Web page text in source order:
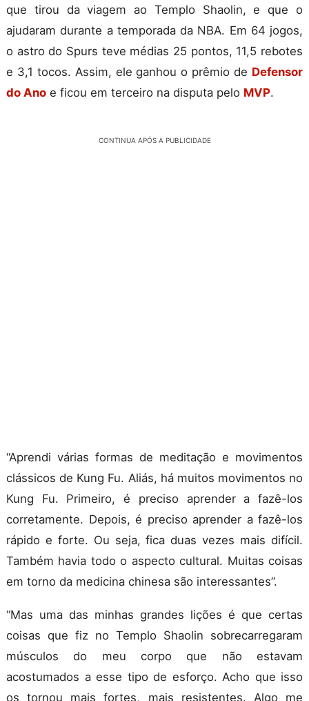
que tirou da viagem ao Templo Shaolin, e que o
ajudaram durante a temporada da NBA. Em 64 jogos,
o astro do Spurs teve médias 25 pontos, 11,5 rebotes
e 3,1 tocos. Assim, ele ganhou o prêmio de Defensor
do Ano e ficou em terceiro na disputa pelo MVP.
CONTINUA APÓS A PUBLICIDADE
“Aprendi várias formas de meditação e movimentos
clássicos de Kung Fu. Aliás, há muitos movimentos no
Kung Fu. Primeiro, é preciso aprender a fazê-los
corretamente. Depois, é preciso aprender a fazê-los
rápido e forte. Ou seja, fica duas vezes mais difícil.
Também havia todo o aspecto cultural. Muitas coisas
em torno da medicina chinesa são interessantes”.
“Mas uma das minhas grandes lições é que certas
coisas que fiz no Templo Shaolin sobrecarregaram
músculos do meu corpo que não estavam
acostumados a esse tipo de esforço. Acho que isso
os tornou mais fortes, mais resistentes. Algo me